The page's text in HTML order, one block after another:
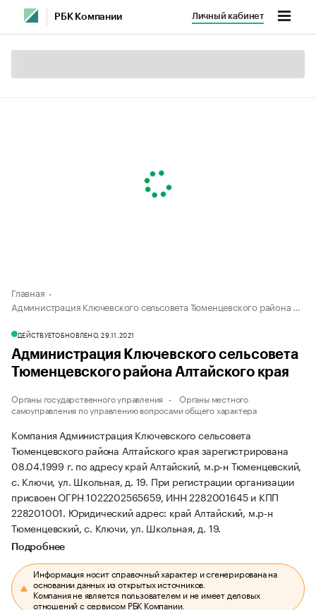
РБК Компании Личный кабинет
Главная
Администрация Ключевского сельсовета Тюменцевского района Алтайского края
ДЕЙСТВУЕТОБНОВЛЕНО, 29.11.2021
Администрация Ключевского сельсовета
Тюменцевского района Алтайского края
Органы государственного управления
Органы местного
самоуправления по управлению вопросами общего характера
Компания Администрация Ключевского сельсовета
Тюменцевского района Алтайского края зарегистрирована
08.04.1999 г. по адресу край Алтайский, м.р-н Тюменцевский,
с. Ключи, ул. Школьная, д. 19. При регистрации организации
присвоен ОГРН 1022202565659, ИНН 2282001645 и КПП
228201001. Юридический адрес: край Алтайский, м.р-н
Тюменцевский, с. Ключи, ул. Школьная, д. 19.
Подробнее
Информация носит справочный характер и сгенерирована на
основании данных из открытых источников.
Компания не является пользователем и не имеет деловых
отношений с сервисом РБК Компании.